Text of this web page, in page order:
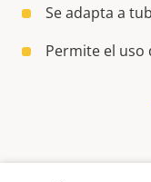
Se adapta a
Permite el uso